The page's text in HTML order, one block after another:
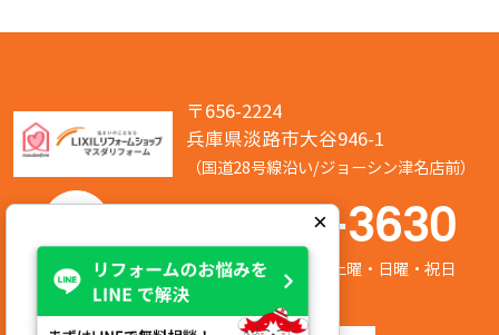
〒656-2224
兵庫県淡路市大谷946-1
（国道28号線沿い/ジョーシン津名店前）
050-7586-3630
営業時間:8:00～17:00 定休日:第2/第4土曜・日曜・祝日
×